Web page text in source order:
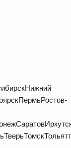
Нижний
ПермьРостов-
Саратов
ТверьТомск